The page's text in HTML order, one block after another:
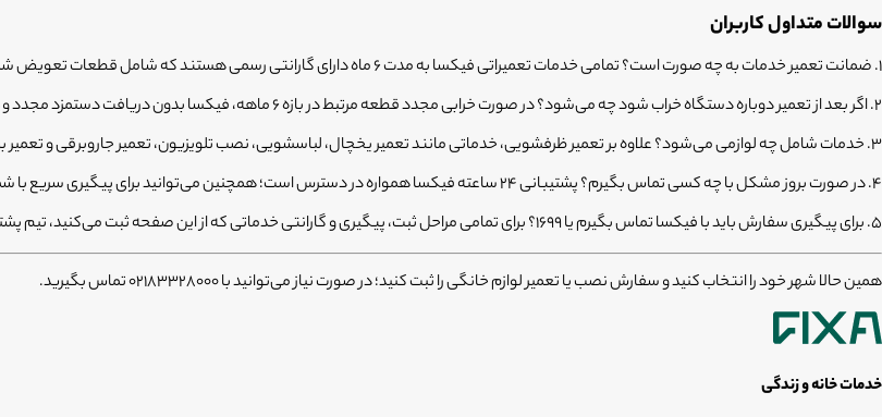
سوالات متداول کاربران
۱. ضمانت تعمیر خدمات به چه صورت است؟
تمامی خدمات تعمیراتی فیکسا به مدت ۶ ماه دارای گارانتی رسمی هستند که شامل قطعات تعویض شده و دستمزد متخصص می‌گردد.
۲. اگر بعد از تعمیر دوباره دستگاه خراب شود چه می‌شود؟
در صورت خرابی مجدد قطعه مرتبط در بازه ۶ ماهه، فیکسا بدون دریافت دستمزد مجدد و هزینه ایاب‌وذهاب، نسبت به رفع مشکل اقدام می‌کند.
۳. خدمات شامل چه لوازمی می‌شود؟
علاوه بر تعمیر ظرفشویی، خدماتی مانند تعمیر یخچال، لباسشویی، نصب تلویزیون، تعمیر جاروبرقی و
۴. در صورت بروز مشکل با چه کسی تماس بگیرم؟
پشتیبانی ۲۴ ساعته فیکسا همواره در دسترس است؛ همچنین می‌توانید برای پیگیری سریع با شماره ۰۲۱۸۳۳۲۸۰۰۰ تماس بگیرید.
۵. برای پیگیری سفارش باید با فیکسا تماس بگیرم یا ۱۶۹۹؟
برای تمامی مراحل ثبت، پیگیری و گارانتی خدماتی که از این صفحه ثبت می‌کنید،
همین حالا شهر خود را انتخاب کنید و سفارش نصب یا تعمیر لوازم خانگی را ثبت کنید؛ در صورت نیاز می‌توانید با 02183328000 تماس بگیرید.
خدمات خانه و زندگی